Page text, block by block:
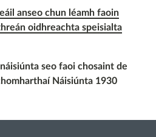
anseo chun léamh faoin
oidhreachta speisialta
seo faoi chosaint de
Náisiúnta 1930